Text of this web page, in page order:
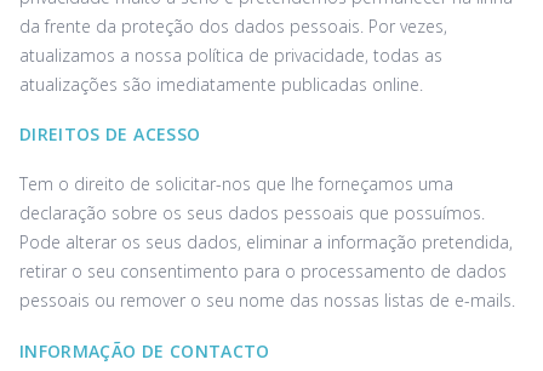
da frente da proteção dos dados pessoais. Por vezes,
atualizamos a nossa política de privacidade, todas as
atualizações são imediatamente publicadas online.
DIREITOS DE ACESSO
Tem o direito de solicitar-nos que lhe forneçamos uma
declaração sobre os seus dados pessoais que possuímos.
Pode alterar os seus dados, eliminar a informação pretendida,
retirar o seu consentimento para o processamento de dados
pessoais ou remover o seu nome das nossas listas de e-mails.
INFORMAÇÃO DE CONTACTO